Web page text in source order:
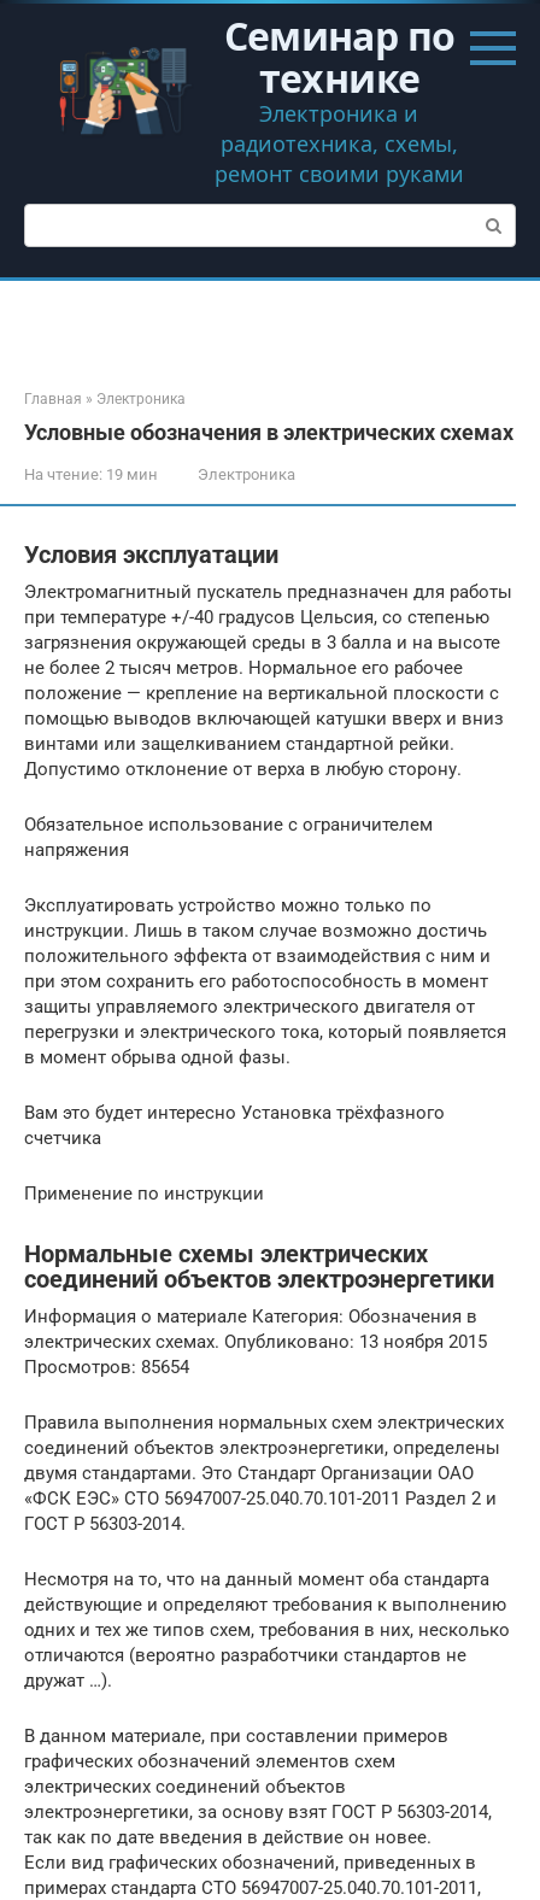
Перейти
контенту
Семинар по
технике
Электроника и
радиотехника, схемы,
ремонт своими руками
Поиск:
Главная » Электроника
Условные обозначения в электрических схемах
На чтение: 19 мин Электроника
Условия эксплуатации
Электромагнитный пускатель предназначен для работы
при температуре +/-40 градусов Цельсия, со степенью
загрязнения окружающей среды в 3 балла и на высоте
не более 2 тысяч метров. Нормальное его рабочее
положение — крепление на вертикальной плоскости с
помощью выводов включающей катушки вверх и вниз
винтами или защелкиванием стандартной рейки.
Допустимо отклонение от верха в любую сторону.
Обязательное использование с ограничителем
напряжения
Эксплуатировать устройство можно только по
инструкции. Лишь в таком случае возможно достичь
положительного эффекта от взаимодействия с ним и
при этом сохранить его работоспособность в момент
защиты управляемого электрического двигателя от
перегрузки и электрического тока, который появляется
в момент обрыва одной фазы.
Вам это будет интересно Установка трёхфазного
счетчика
Применение по инструкции
Нормальные схемы электрических
соединений объектов электроэнергетики
Информация о материале Категория: Обозначения в
электрических схемах. Опубликовано: 13 ноября 2015
Просмотров: 85654
Правила выполнения нормальных схем электрических
соединений объектов электроэнергетики, определены
двумя стандартами. Это Стандарт Организации ОАО
«ФСК ЕЭС» СТО 56947007-25.040.70.101-2011 Раздел 2 и
ГОСТ Р 56303-2014.
Несмотря на то, что на данный момент оба стандарта
действующие и определяют требования к выполнению
одних и тех же типов схем, требования в них, несколько
отличаются (вероятно разработчики стандартов не
дружат …).
В данном материале, при составлении примеров
графических обозначений элементов схем
электрических соединений объектов
электроэнергетики, за основу взят ГОСТ Р 56303-2014,
так как по дате введения в действие он новее.
Если вид графических обозначений, приведенных в
примерах стандарта СТО 56947007-25.040.70.101-2011,